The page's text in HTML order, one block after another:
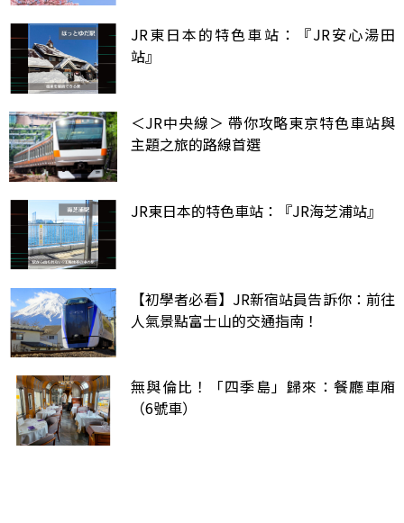
JR東日本的特色車站：『JR安心湯田
站』
＜JR中央線＞ 帶你攻略東京特色車站與
主題之旅的路線首選
JR東日本的特色車站：『JR海芝浦站』
【初學者必看】JR新宿站員告訴你：前往
人氣景點富士山的交通指南！
無與倫比！「四季島」歸來：餐廳車廂
（6號車）